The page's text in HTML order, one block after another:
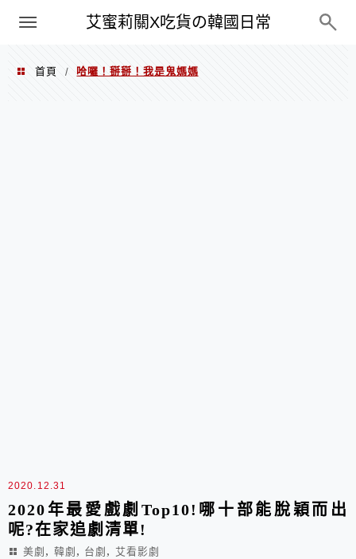
艾蜜莉關X吃貨の韓國日常
PXN
首頁 / 哈囉！掰掰！我是鬼媽媽
2020.12.31
2020年最愛戲劇Top10!哪十部能脫穎而出
呢?在家追劇清單!
美劇 , 韓劇 , 台劇 , 艾看影劇